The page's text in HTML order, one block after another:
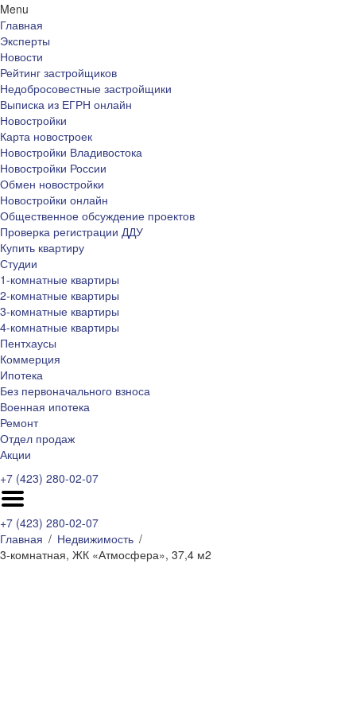
Menu
Главная
Эксперты
Новости
Рейтинг застройщиков
Недобросовестные застройщики
Выписка из ЕГРН онлайн
Новостройки
Карта новостроек
Новостройки Владивостока
Новостройки России
Обмен новостройки
Новостройки онлайн
Общественное обсуждение проектов
Проверка регистрации ДДУ
Купить квартиру
Студии
1-комнатные квартиры
2-комнатные квартиры
3-комнатные квартиры
4-комнатные квартиры
Пентхаусы
Коммерция
Ипотека
Без первоначального взноса
Военная ипотека
Ремонт
Отдел продаж
Акции
+7 (423) 280-02-07
+7 (423) 280-02-07
Главная
Недвижимость
3-комнатная, ЖК «Атмосфера», 37,4 м2